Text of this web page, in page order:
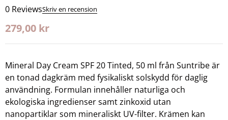
0 ReviewsSkriv en recension
279,00 kr
Mineral Day Cream SPF 20 Tinted, 50 ml från Suntribe är
en tonad dagkräm med fysikaliskt solskydd för daglig
användning. Formulan innehåller naturliga och
ekologiska ingredienser samt zinkoxid utan
nanopartiklar som mineraliskt UV-filter. Krämen kan